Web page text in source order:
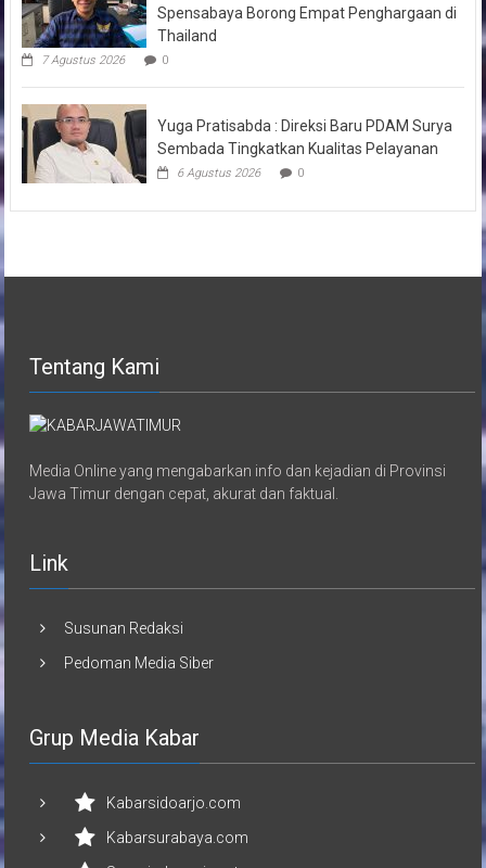
Spensabaya Borong Empat Penghargaan di
Thailand
7 Agustus 2026 0
Yuga Pratisabda : Direksi Baru PDAM Surya
Sembada Tingkatkan Kualitas Pelayanan
6 Agustus 2026 0
Tentang Kami
Media Online yang mengabarkan info dan kejadian di Provinsi
Jawa Timur dengan cepat, akurat dan faktual.
Link
Susunan Redaksi
Pedoman Media Siber
Grup Media Kabar
Kabarsidoarjo.com
Kabarsurabaya.com